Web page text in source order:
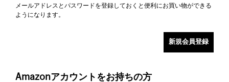
メールアドレスとパスワードを登録しておくと便利にお買い物ができる
ようになります。
Amazonアカウントをお持ちの方